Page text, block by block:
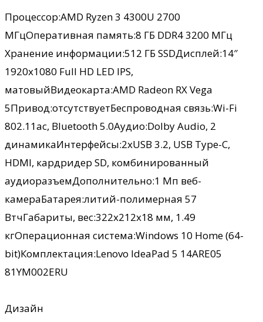
Процессор:AMD Ryzen 3 4300U 2700
МГцОперативная память:8 ГБ DDR4 3200 МГц
Хранение информации:512 ГБ SSDДисплей:14″
1920х1080 Full HD LED IPS,
матовыйВидеокарта:AMD Radeon RX Vega
5Привод:отсутствуетБеспроводная связь:Wi-Fi
802.11ac, Bluetooth 5.0Аудио:Dolby Audio, 2
динамикаИнтерфейсы:2хUSB 3.2, USB Type-C,
HDMI, кардридер SD, комбинированный
аудиоразъемДополнительно:1 Мп веб-
камераБатарея:литий-полимерная 57
ВтчГабариты, вес:322х212х18 мм, 1.49
кгОперационная система:Windows 10 Home (64-
bit)Комплектация:Lenovo IdeaPad 5 14ARE05
81YM002ERU
Дизайн